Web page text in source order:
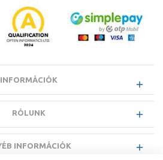
és pára a csővezetékeken keresztül
csatornák legalább 100 mm
INFORMÁCIÓK
RÓLUNK
INFORMÁCIÓK